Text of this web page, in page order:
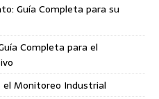
Guía Completa para su
Completa para el
el Monitoreo Industrial